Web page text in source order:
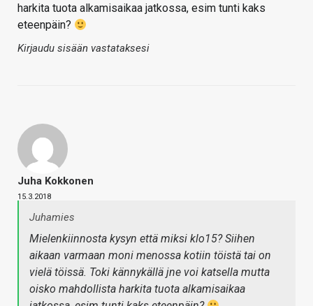
harkita tuota alkamisaikaa jatkossa, esim tunti kaks
eteenpäin?
Kirjaudu sisään vastataksesi
Juha Kokkonen
15.3.2018
Juhamies
Mielenkiinnosta kysyn että miksi klo15? Siihen
aikaan varmaan moni menossa kotiin töistä tai on
vielä töissä. Toki kännykällä jne voi katsella mutta
oisko mahdollista harkita tuota alkamisaikaa